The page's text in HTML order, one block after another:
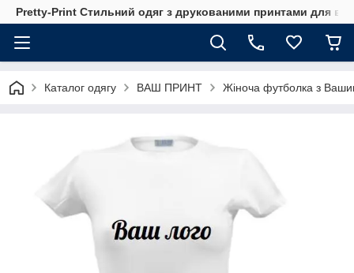
Pretty-Print Стильний одяг з друкованими принтами для
Каталог одягу ВАШ ПРИНТ Жіноча футболка з